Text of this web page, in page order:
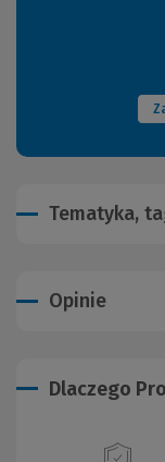
Tematyka,
Opinie
Dlaczego